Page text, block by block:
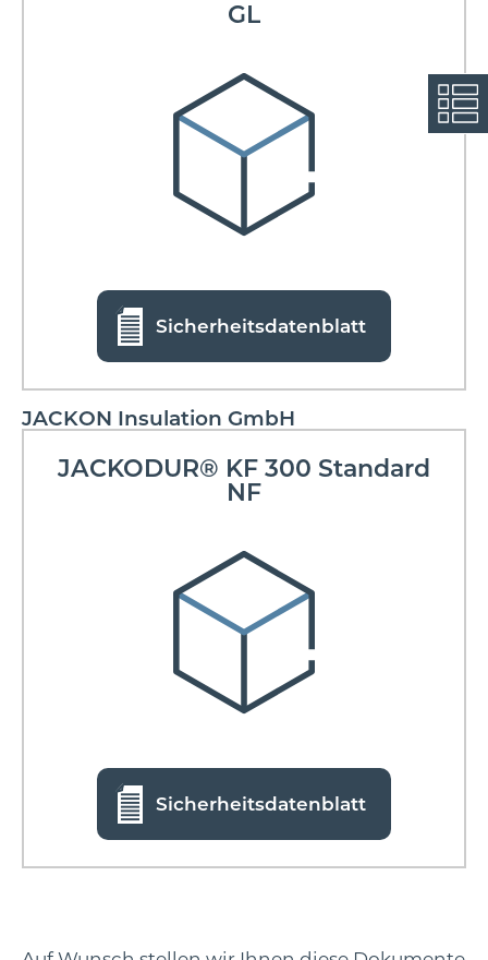
GL
Sicherheitsdatenblatt
JACKON Insulation GmbH
JACKODUR® KF 300 Standard
NF
Sicherheitsdatenblatt